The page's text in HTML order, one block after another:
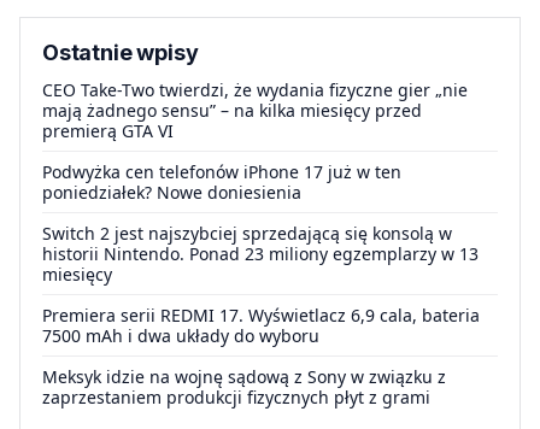
Ostatnie wpisy
CEO Take-Two twierdzi, że wydania fizyczne gier „nie
mają żadnego sensu” – na kilka miesięcy przed
premierą GTA VI
Podwyżka cen telefonów iPhone 17 już w ten
poniedziałek? Nowe doniesienia
Switch 2 jest najszybciej sprzedającą się konsolą w
historii Nintendo. Ponad 23 miliony egzemplarzy w 13
miesięcy
Premiera serii REDMI 17. Wyświetlacz 6,9 cala, bateria
7500 mAh i dwa układy do wyboru
Meksyk idzie na wojnę sądową z Sony w związku z
zaprzestaniem produkcji fizycznych płyt z grami